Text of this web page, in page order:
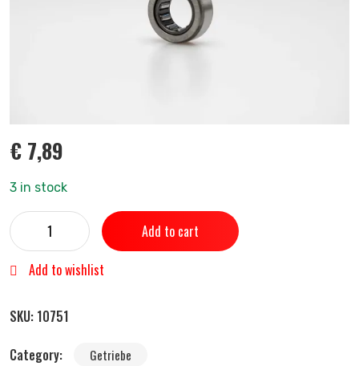
€ 7,89
3 in stock
Add to cart
Add to wishlist
SKU: 10751
Category:
Getriebe